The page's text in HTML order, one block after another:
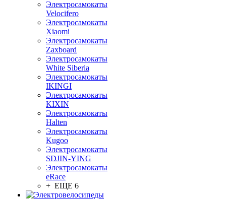
Электросамокаты
Velocifero
Электросамокаты
Xiaomi
Электросамокаты
Zaxboard
Электросамокаты
White Siberia
Электросамокаты
IKINGI
Электросамокаты
KIXIN
Электросамокаты
Halten
Электросамокаты
Kugoo
Электросамокаты
SDJIN-YING
Электросамокаты
eRace
+ ЕЩЕ 6